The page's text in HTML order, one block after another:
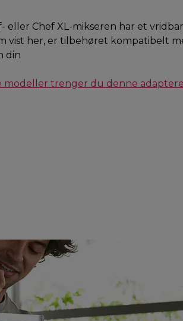
eller Chef XL-mikseren har et
vist her, er tilbehøret kompatibelt
din
modeller trenger du denne